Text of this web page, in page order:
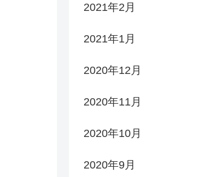
2021年2月
2021年1月
2020年12月
2020年11月
2020年10月
2020年9月